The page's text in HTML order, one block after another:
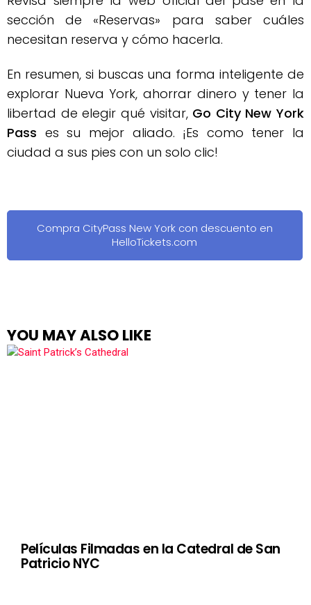
sección de «Reservas» para saber cuáles
necesitan reserva y cómo hacerla.
En resumen, si buscas una forma inteligente de
explorar Nueva York, ahorrar dinero y tener la
libertad de elegir qué visitar, Go City New York
Pass es su mejor aliado. ¡Es como tener la
ciudad a sus pies con un solo clic!
Compra CityPass New York con descuento en
HelloTickets.com
YOU MAY ALSO LIKE
Películas Filmadas en la Catedral de San
Patricio NYC